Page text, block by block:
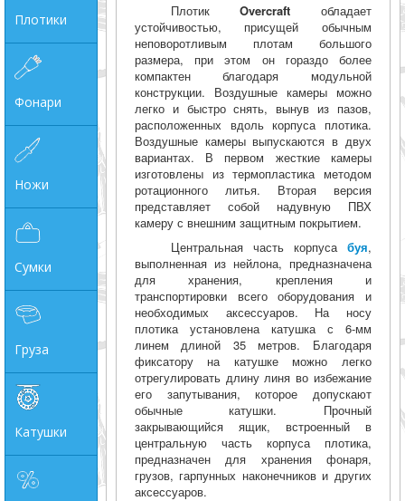
Плотики
Фонари
Ножи
Сумки
Груза
Катушки
ПлотикOvercraft обладает
устойчивостью, присущей обычным
неповоротливым плотам большого
размера, при этом он гораздо более
компактен благодаря модульной
конструкции. Воздушные камеры можно
легко и быстро снять, вынув из пазов,
расположенных вдоль корпуса плотика.
Воздушные камеры выпускаются в двух
вариантах. В первом жесткие камеры
изготовлены из термопластика методом
ротационного литья. Вторая версия
представляет собой надувную ПВХ
камеру с внешним защитным покрытием.
Центральная часть корпуса буя,
выполненная из нейлона, предназначена
для хранения, крепления и
транспортировки всего оборудования и
необходимых аксессуаров. На носу
плотика установлена катушка с 6-мм
линем длиной 35 метров. Благодаря
фиксатору на катушке можно легко
отрегулировать длину линя во избежание
его запутывания, которое допускают
обычные катушки. Прочный
закрывающийся ящик, встроенный в
центральную часть корпуса плотика,
предназначен для хранения фонаря,
грузов, гарпунных наконечников и других
аксессуаров.